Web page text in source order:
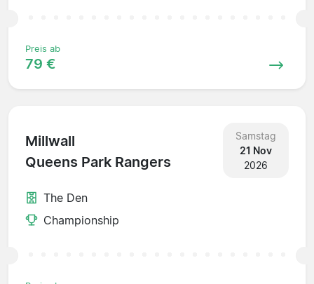
Preis ab
79 €
Millwall
Queens Park Rangers
Samstag
21 Nov
2026
The Den
Championship